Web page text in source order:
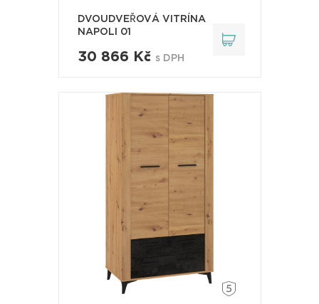
DVOUDVEŘOVÁ VITRÍNA
NAPOLI 01
30 866 Kč s DPH